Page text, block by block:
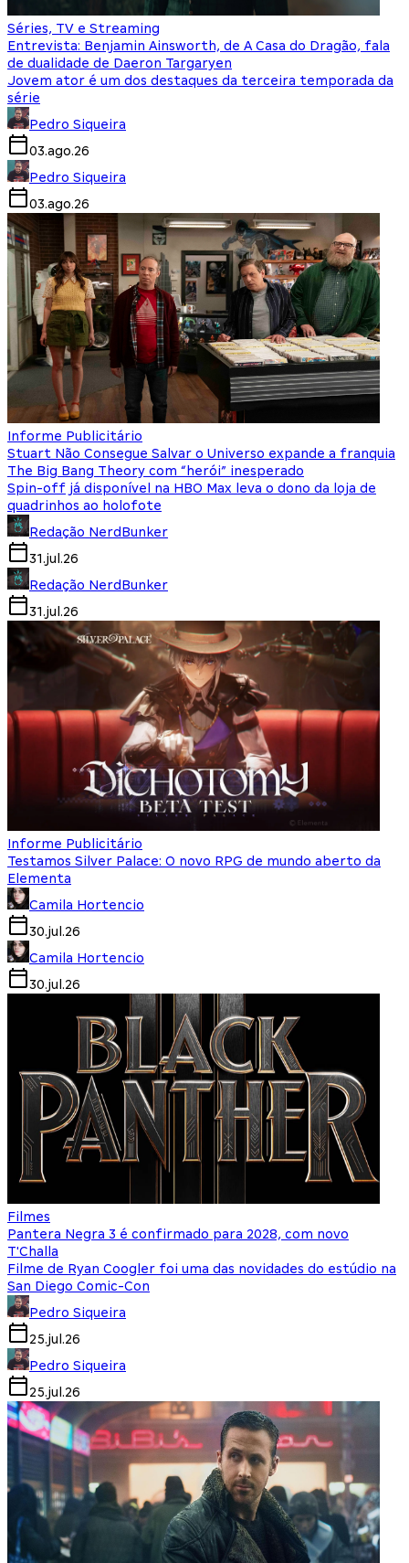
Séries, TV e Streaming
Entrevista: Benjamin Ainsworth, de A Casa do Dragão, fala
de dualidade de Daeron Targaryen
Jovem ator é um dos destaques da terceira temporada da
série
Pedro Siqueira
03.ago.26
Pedro Siqueira
03.ago.26
Informe Publicitário
Stuart Não Consegue Salvar o Universo expande a franquia
The Big Bang Theory com “herói” inesperado
Spin-off já disponível na HBO Max leva o dono da loja de
quadrinhos ao holofote
Redação NerdBunker
31.jul.26
Redação NerdBunker
31.jul.26
Informe Publicitário
Testamos Silver Palace: O novo RPG de mundo aberto da
Elementa
Camila Hortencio
30.jul.26
Camila Hortencio
30.jul.26
Filmes
Pantera Negra 3 é confirmado para 2028, com novo
T'Challa
Filme de Ryan Coogler foi uma das novidades do estúdio na
San Diego Comic-Con
Pedro Siqueira
25.jul.26
Pedro Siqueira
25.jul.26